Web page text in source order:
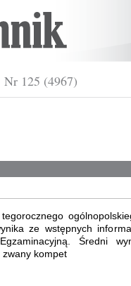
125 (4967)
ze wstępnych
Średni
zwany kompet